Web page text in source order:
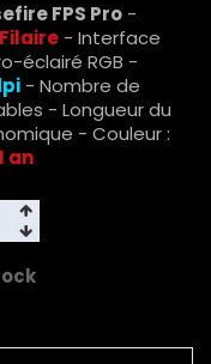
FPS Pro -
Filaire- Interface
éclairé RGB -
- Nombre de
- Longueur du
- Couleur :
an